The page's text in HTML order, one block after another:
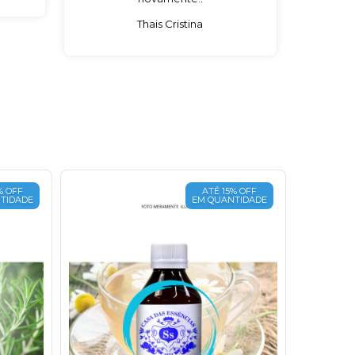
Thais Cristina
OFF ATÉ 15% OFF
EM QUANTIDADE